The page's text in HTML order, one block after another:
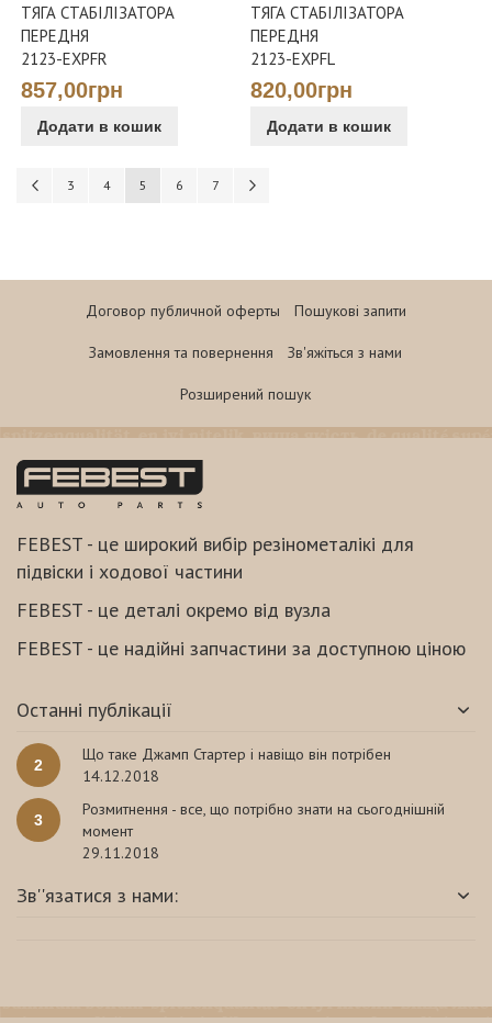
ТЯГА СТАБІЛІЗАТОРА
ПЕРЕДНЯ
2123-EXPFR
857,00грн
Додати в кошик
ТЯГА СТАБІЛІЗАТОРА
ПЕРЕДНЯ
2123-EXPFL
820,00грн
Додати в кошик
СторінкаСторінка
Попереднє
Сторінка
3 Сторінка
4 You're currently reading page
5 Сторінка
6 Сторінка
7
Договор публичной оферты Пошукові запити
Замовлення та повернення Зв'яжіться з нами
Розширений пошук
FEBEST - це широкий вибір резінометалікі для
підвіски і ходової частини
FEBEST - це деталі окремо від вузла
FEBEST - це надійні запчастини за доступною ціною
Останні публікації
2
Що таке Джамп Стартер і навіщо він потрібен
14.12.2018
3
Розмитнення - все, що потрібно знати на сьогоднішній
момент
29.11.2018
Зв''язатися з нами: